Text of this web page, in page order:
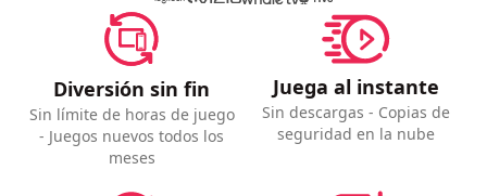
Diversión sin fin
Sin límite de horas de juego
- Juegos nuevos todos los
meses
Juega al instante
Sin descargas - Copias de
seguridad en la nube